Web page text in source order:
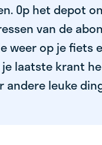
Op het depot
van de
weer op je fiets
je laatste krant
andere leuke